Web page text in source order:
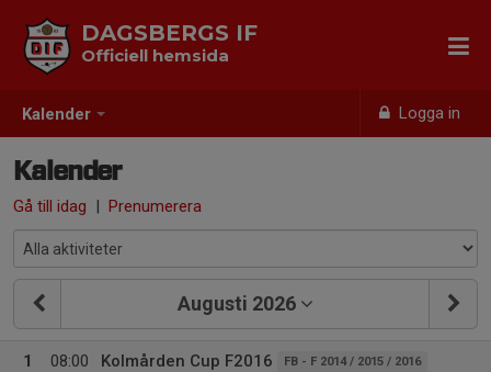
Kalender Logga in
DAGSBERGS IF
Officiell hemsida
Kalender
Gå till idag | Prenumerera
Augusti 2026
1
08:00
Kolmården Cup F2016 FB - F 2014 / 2015 / 2016